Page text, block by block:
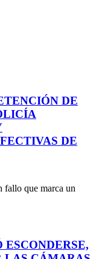
DE
DE
fallo que marca un